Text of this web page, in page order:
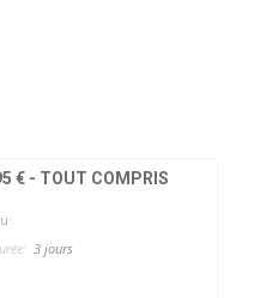
€ - TOUT COMPRIS
3 jours